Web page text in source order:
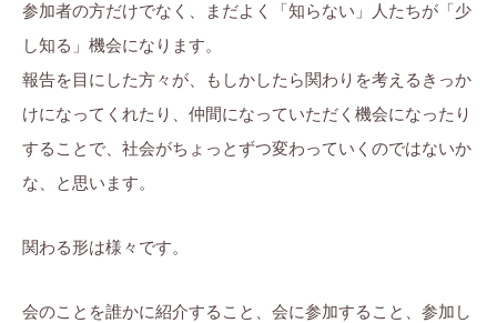
参加者の方だけでなく、まだよく「知らない」人たちが「少
し知る」機会になります。
報告を目にした方々が、もしかしたら関わりを考えるきっか
けになってくれたり、仲間になっていただく機会になったり
することで、社会がちょっとずつ変わっていくのではないか
な、と思います。
関わる形は様々です。
会のことを誰かに紹介すること、会に参加すること、参加し